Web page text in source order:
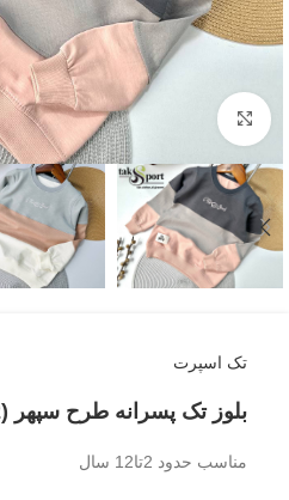
بزرگنمایی تصویر
تک اسپرت
بلوز تک پسرانه طرح سپهر (2تا12سال)
مناسب حدود 2تا12 سال